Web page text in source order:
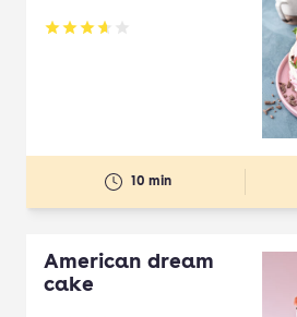
Betyg: 3.63 av 5
10 min
American dream
cake